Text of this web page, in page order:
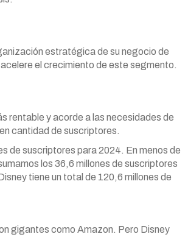
estratégica de su negocio de
el crecimiento de este segmento.
rentable y acorde a las necesidades de
cantidad de suscriptores.
de suscriptores para 2024. En menos de
los 36,6 millones de suscriptores
tiene un total de 120,6 millones de
gigantes como Amazon. Pero Disney